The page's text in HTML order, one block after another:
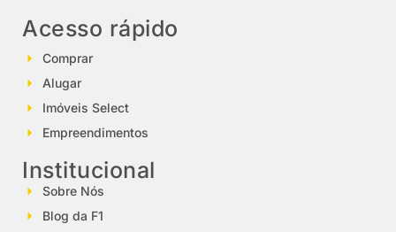
Acesso rápido
Comprar
Alugar
Imóveis Select
Empreendimentos
Institucional
Sobre Nós
Blog da F1